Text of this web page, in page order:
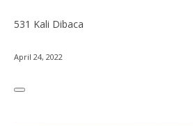
531 Kali Dibaca
April 24, 2022